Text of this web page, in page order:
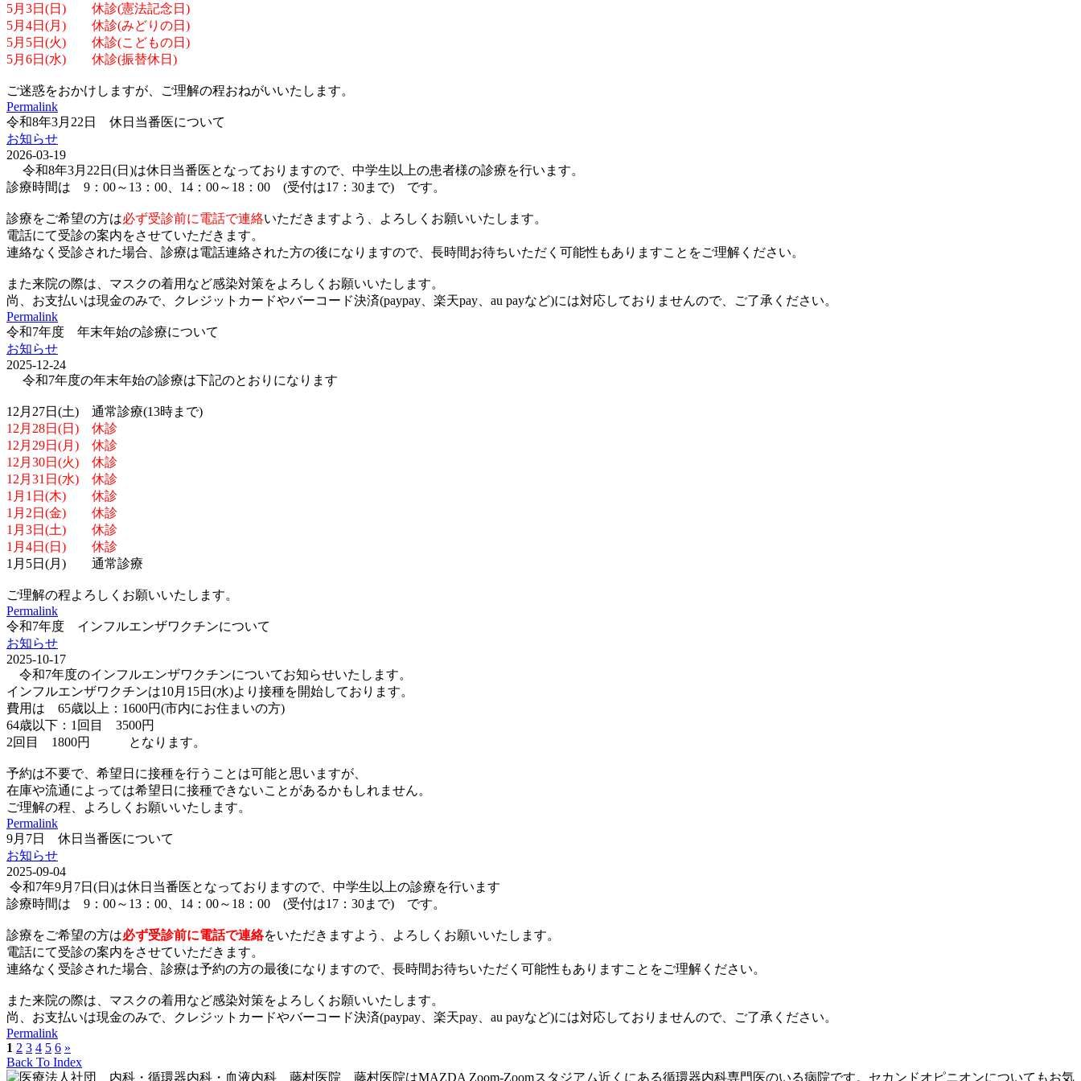
5月3日(日) 休診(憲法記念日)
5月4日(月) 休診(みどりの日)
5月5日(火) 休診(こどもの日)
5月6日(水) 休診(振替休日)
ご迷惑をおかけしますが、ご理解の程おねがいいたします。
Permalink
令和8年3月22日 休日当番医について
お知らせ
2026-03-19
令和8年3月22日(日)は休日当番医となっておりますので、中学生以上の患者様の診療を行います。
診療時間は 9：00～13：00、14：00～18：00 (受付は17：30まで) です。
診療をご希望の方は必ず受診前に電話で連絡いただきますよう、よろしくお願いいたします。
電話にて受診の案内をさせていただきます。
連絡なく受診された場合、診療は電話連絡された方の後になりますので、長時間お待ちいただく可能性もありますことをご理解ください。
また来院の際は、マスクの着用など感染対策をよろしくお願いいたします。
尚、お支払いは現金のみで、クレジットカードやバーコード決済(paypay、楽天pay、au payなど)には対応しておりませんので、ご了承ください。
Permalink
令和7年度 年末年始の診療について
お知らせ
2025-12-24
令和7年度の年末年始の診療は下記のとおりになります
12月27日(土) 通常診療(13時まで)
12月28日(日) 休診
12月29日(月) 休診
12月30日(火) 休診
12月31日(水) 休診
1月1日(木) 休診
1月2日(金) 休診
1月3日(土) 休診
1月4日(日) 休診
1月5日(月) 通常診療
ご理解の程よろしくお願いいたします。
Permalink
令和7年度 インフルエンザワクチンについて
お知らせ
2025-10-17
令和7年度のインフルエンザワクチンについてお知らせいたします。
インフルエンザワクチンは10月15日(水)より接種を開始しております。
費用は 65歳以上：1600円(市内にお住まいの方)
64歳以下：1回目 3500円
2回目 1800円 となります。
予約は不要で、希望日に接種を行うことは可能と思いますが、
在庫や流通によっては希望日に接種できないことがあるかもしれません。
ご理解の程、よろしくお願いいたします。
Permalink
9月7日 休日当番医について
お知らせ
2025-09-04
令和7年9月7日(日)は休日当番医となっておりますので、中学生以上の診療を行います
診療時間は 9：00～13：00、14：00～18：00 (受付は17：30まで) です。
診療をご希望の方は必ず受診前に電話で連絡をいただきますよう、よろしくお願いいたします。
電話にて受診の案内をさせていただきます。
連絡なく受診された場合、診療は予約の方の最後になりますので、長時間お待ちいただく可能性もありますことをご理解ください。
また来院の際は、マスクの着用など感染対策をよろしくお願いいたします。
尚、お支払いは現金のみで、クレジットカードやバーコード決済(paypay、楽天pay、au payなど)には対応しておりませんので、ご了承ください。
Permalink
1 2 3 4 5 6 »
Back To Index